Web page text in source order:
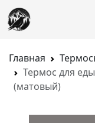
Главная
Термос для
(матовый)